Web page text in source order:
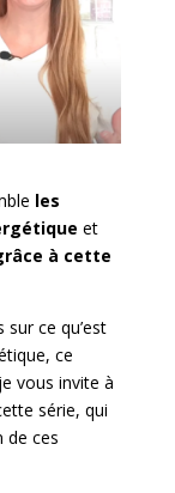
les
et
à cette
ce qu’est
ce
vous invite à
série, qui
de ces